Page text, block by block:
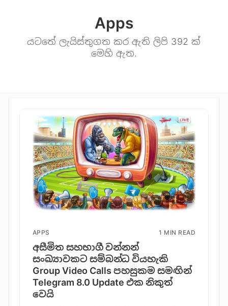
Apps
යටතේ ලැයිස්තුගත කර ඇති ලිපි 392 ක්
මෙහි ඇත.
APPS 1 MIN READ
අසීමිත සහභාගී වන්නන්
සංඛ්‍යාවකට සම්බන්ධ වියහැකි
Group Video Calls පහසුකම සමඟින්
Telegram 8.0 Update එක නිකුත්
වෙයි